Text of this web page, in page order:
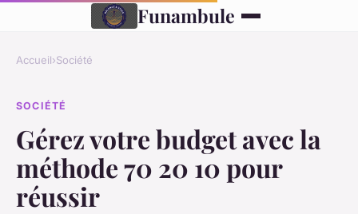
Funambule
Accueil›Société
SOCIÉTÉ
Gérez votre budget avec la
méthode 70 20 10 pour
réussir